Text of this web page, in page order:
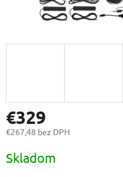
€329
€267,48 bez DPH
cena:
Skladom